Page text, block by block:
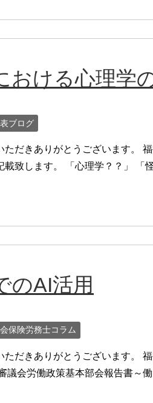
おける心理学
ブログ
ただきありがとうございます。
載致します。 「心理学？？」
のAI活用
保険労務士コラム
ただきありがとうございます。
議会労働政策基本部会報告書～